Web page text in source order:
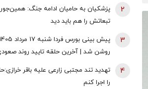
پزشکیان به حامیان ادامه جنگ:
تبعاتش را هم باید دید
2
روشن شد | آخرین حلقه تایید روند
3
تهدید تند مجتبی زارعی علیه باقر
را اجرا کنم
4